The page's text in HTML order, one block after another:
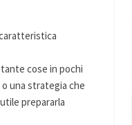
cose in pochi
una strategia che
prepararla